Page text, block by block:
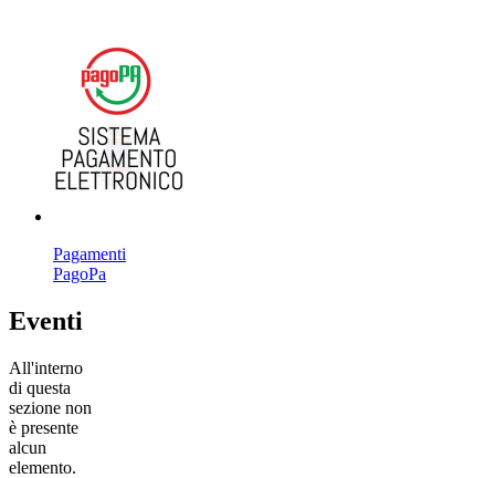
Pagamenti
PagoPa
Eventi
All'interno
di questa
sezione non
è presente
alcun
elemento.